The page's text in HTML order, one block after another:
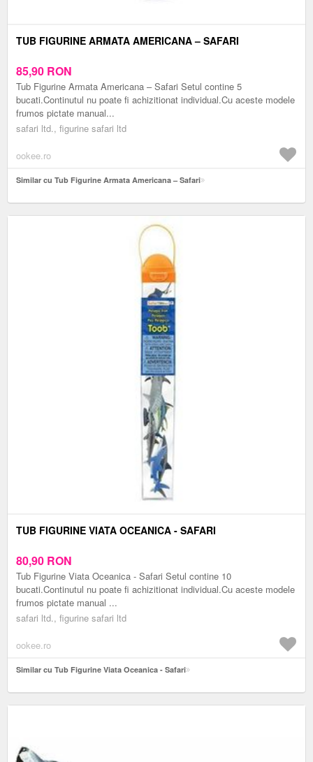
TUB FIGURINE ARMATA AMERICANA – SAFARI
85,90 RON
Tub Figurine Armata Americana – Safari Setul contine 5
bucati.Continutul nu poate fi achizitionat individual.Cu aceste modele
frumos pictate manual...
safari ltd., figurine safari ltd
ookee.ro
Similar cu Tub Figurine Armata Americana – Safari
TUB FIGURINE VIATA OCEANICA - SAFARI
80,90 RON
Tub Figurine Viata Oceanica - Safari Setul contine 10
bucati.Continutul nu poate fi achizitionat individual.Cu aceste modele
frumos pictate manual ...
safari ltd., figurine safari ltd
ookee.ro
Similar cu Tub Figurine Viata Oceanica - Safari